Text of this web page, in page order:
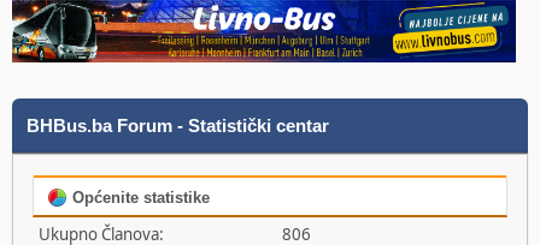
BHBus.ba Forum - Statistički centar
Općenite statistike
Ukupno Članova:
806